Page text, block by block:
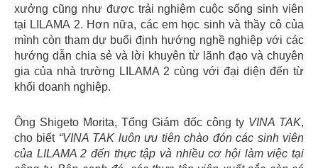
xưởng cũng như được trải nghiệm cuộc sống sinh viên
tại LILAMA 2. Hơn nữa, các em học sinh và thầy cô của
mình còn tham dự buổi định hướng nghề nghiệp với các
hướng dẫn chia sẻ và lời khuyên từ lãnh đạo và chuyên
gia của nhà trường LILAMA 2 cùng với đại diện đến từ
khối doanh nghiệp.
Ông Shigeto Morita, Tổng Giám đốc công ty VINA TAK,
cho biết “VINA TAK luôn ưu tiên chào đón các sinh viên
của LILAMA 2 đến thực tập và nhiều cơ hội làm việc tại